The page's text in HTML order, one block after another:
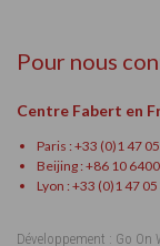
Pour nous
Centre Fabert en
Paris : +33 (0)1 47
Beijing : +86 10
Lyon : +33 (0)1 47
Développement : Go On